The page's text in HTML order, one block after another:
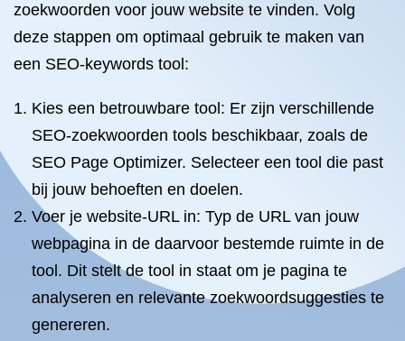
zoekwoorden voor jouw website te vinden. Volg
deze stappen om optimaal gebruik te maken van
een SEO-keywords tool:
Kies een betrouwbare tool: Er zijn verschillende
SEO-zoekwoorden tools beschikbaar, zoals de
SEO Page Optimizer. Selecteer een tool die past
bij jouw behoeften en doelen.
Voer je website-URL in: Typ de URL van jouw
webpagina in de daarvoor bestemde ruimte in de
tool. Dit stelt de tool in staat om je pagina te
analyseren en relevante zoekwoordsuggesties te
genereren.